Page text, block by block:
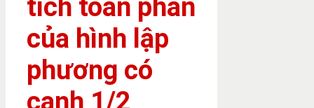
tích toàn phần
của hình lập
phương có
cạnh 1/2